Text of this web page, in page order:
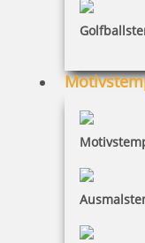
Jetzt gestalten